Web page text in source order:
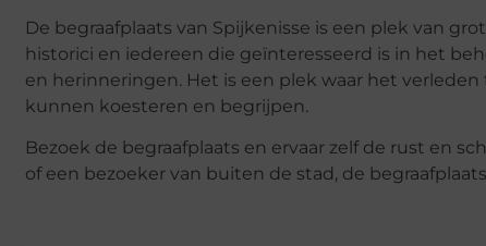
De begraafplaats van Spijkenisse is een plek van
historici en iedereen die geïnteresseerd is in het
en herinneringen. Het is een plek waar het
kunnen koesteren en begrijpen.
Bezoek de begraafplaats en ervaar zelf de rust en
of een bezoeker van buiten de stad, de